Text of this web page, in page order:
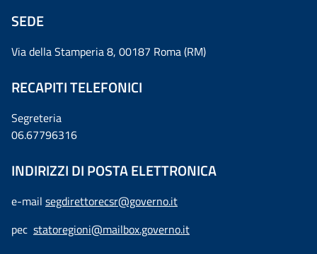
SEDE
Via della Stamperia 8, 00187 Roma (RM)
RECAPITI TELEFONICI
Segreteria
06.67796316
INDIRIZZI DI POSTA ELETTRONICA
e-mail segdirettorecsr@governo.it
pec statoregioni@mailbox.governo.it